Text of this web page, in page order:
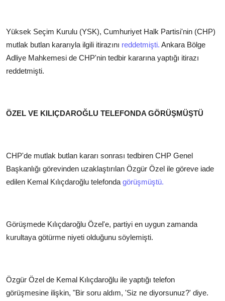
Yüksek Seçim Kurulu (YSK), Cumhuriyet Halk Partisi'nin (CHP)
mutlak butlan kararıyla ilgili itirazını reddetmişti. Ankara Bölge
Adliye Mahkemesi de CHP'nin tedbir kararına yaptığı itirazı
reddetmişti.
ÖZEL VE KILIÇDAROĞLU TELEFONDA GÖRÜŞMÜŞTÜ
CHP'de mutlak butlan kararı sonrası tedbiren CHP Genel
Başkanlığı görevinden uzaklaştırılan Özgür Özel ile göreve iade
edilen Kemal Kılıçdaroğlu telefonda görüşmüştü.
Görüşmede Kılıçdaroğlu Özel'e, partiyi en uygun zamanda
kurultaya götürme niyeti olduğunu söylemişti.
Özgür Özel de Kemal Kılıçdaroğlu ile yaptığı telefon
görüşmesine ilişkin, "Bir soru aldım, 'Siz ne diyorsunuz?' diye.